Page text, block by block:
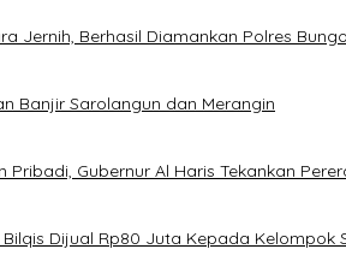
Jernih, Berhasil Diamankan Polres Bungo
Banjir Sarolangun dan Merangin
Gubernur Al Haris Tekankan
Dijual Rp80 Juta Kepada Kelompok